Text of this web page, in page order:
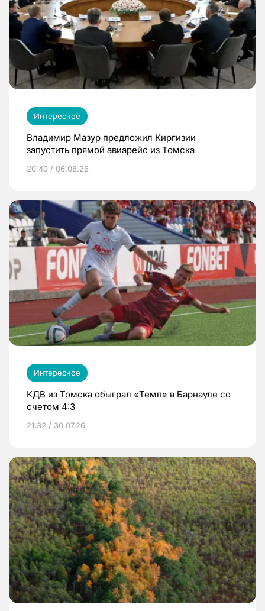
Интересное
Владимир Мазур предложил Киргизии
запустить прямой авиарейс из Томска
20:40 / 06.08.26
Интересное
КДВ из Томска обыграл «Темп» в Барнауле со
счетом 4:3
21:32 / 30.07.26